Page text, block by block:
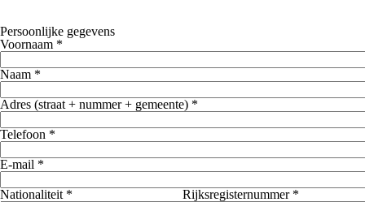
Persoonlijke gegevens
Voornaam *
Naam *
Adres (straat + nummer + gemeente) *
Telefoon *
E-mail *
Nationaliteit * Rijksregisternummer *